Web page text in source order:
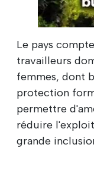
Le pays
travailleurs
femmes, dont
protection
permettre
réduire
grande